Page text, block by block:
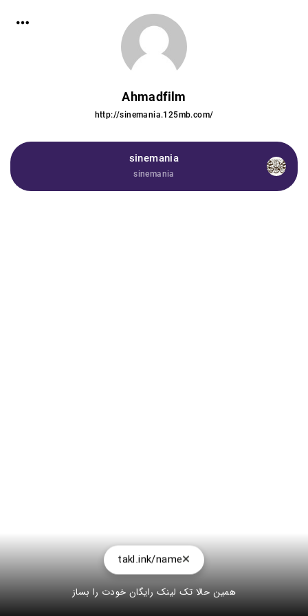
Ahmadfilm
http://sinemania.125mb.com/
sinemania
sinemania
takl.ink/name
همین حالا تک لینک رایگان خودت را بساز